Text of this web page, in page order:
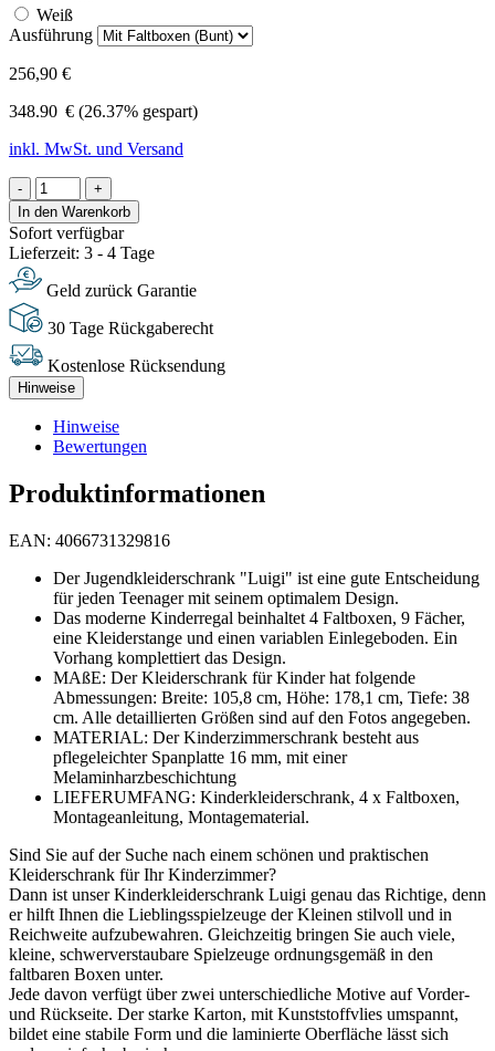
Weiß
Ausführung
256,90 €
348.90 € (26.37% gespart)
inkl. MwSt. und Versand
-
+
In den Warenkorb
Sofort verfügbar
Lieferzeit: 3 - 4 Tage
Geld zurück Garantie
30 Tage Rückgaberecht
Kostenlose Rücksendung
Hinweise
Hinweise
Bewertungen
Produktinformationen
EAN: 4066731329816
Der Jugendkleiderschrank "Luigi" ist eine gute Entscheidung
für jeden Teenager mit seinem optimalem Design.
Das moderne Kinderregal beinhaltet 4 Faltboxen, 9 Fächer,
eine Kleiderstange und einen variablen Einlegeboden. Ein
Vorhang komplettiert das Design.
MAßE: Der Kleiderschrank für Kinder hat folgende
Abmessungen: Breite: 105,8 cm, Höhe: 178,1 cm, Tiefe: 38
cm. Alle detaillierten Größen sind auf den Fotos angegeben.
MATERIAL: Der Kinderzimmerschrank besteht aus
pflegeleichter Spanplatte 16 mm, mit einer
Melaminharzbeschichtung
LIEFERUMFANG: Kinderkleiderschrank, 4 x Faltboxen,
Montageanleitung, Montagematerial.
Sind Sie auf der Suche nach einem schönen und praktischen
Kleiderschrank für Ihr Kinderzimmer?
Dann ist unser Kinderkleiderschrank Luigi genau das Richtige, denn
er hilft Ihnen die Lieblingsspielzeuge der Kleinen stilvoll und in
Reichweite aufzubewahren. Gleichzeitig bringen Sie auch viele,
kleine, schwerverstaubare Spielzeuge ordnungsgemäß in den
faltbaren Boxen unter.
Jede davon verfügt über zwei unterschiedliche Motive auf Vorder-
und Rückseite. Der starke Karton, mit Kunststoffvlies umspannt,
bildet eine stabile Form und die laminierte Oberfläche lässt sich